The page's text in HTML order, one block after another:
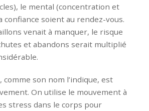
le mental (concentration et
confiance soient au rendez-vous.
venait à manquer, le risque
et abandons serait multiplié
comme son nom l’indique, est
On utilise le mouvement à
stress dans le corps pour